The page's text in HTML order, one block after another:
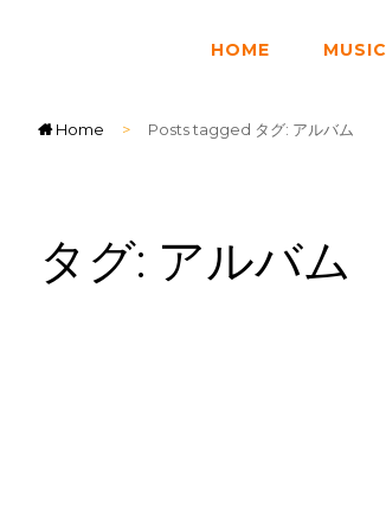
HOME MUSIC
Home > Posts tagged タグ: アルバム
タグ: アルバム